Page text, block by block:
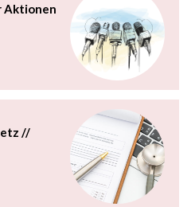
Aktionen
//